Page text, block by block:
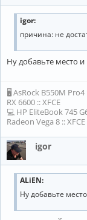
igor:
причина: не
Ну добавьте место
🖥 AsRock B550M Pro4
RX 6600 :: XFCE
💻 HP EliteBook 745
Radeon Vega 8 :: XFCE
igor
ALiEN:
Ну добавьте